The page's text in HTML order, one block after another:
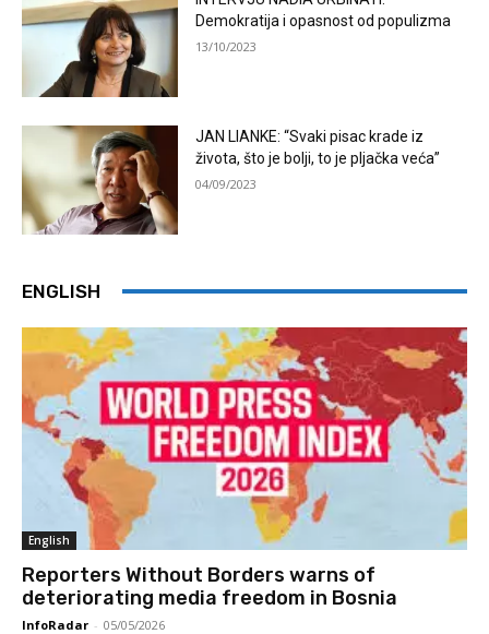
Demokratija i opasnost od populizma
13/10/2023
JAN LIANKE: “Svaki pisac krade iz
života, što je bolji, to je pljačka veća”
04/09/2023
ENGLISH
English
Reporters Without Borders warns of
deteriorating media freedom in Bosnia
InfoRadar - 05/05/2026